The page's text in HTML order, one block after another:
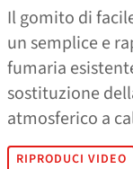
Il gomito di
un semplice e
fumaria
sostituzione
atmosferico a
RIPRODUCI VIDEO